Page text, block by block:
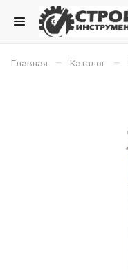
Главная – Каталог –